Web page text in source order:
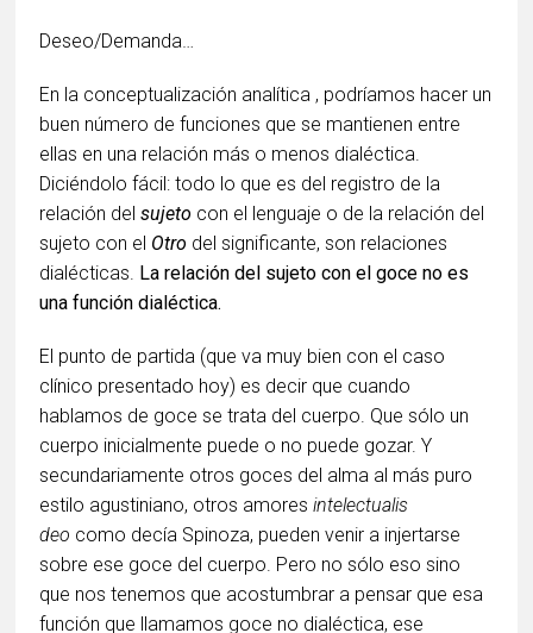
Deseo/Demanda…
En la conceptualización analítica , podríamos hacer un
buen número de funciones que se mantienen entre
ellas en una relación más o menos dialéctica.
Diciéndolo fácil: todo lo que es del registro de la
relación delsujeto con el lenguaje o de la relación del
sujeto con el Otro del significante, son relaciones
dialécticas. La relación del sujeto con el goce no es
una función dialéctica.
El punto de partida (que va muy bien con el caso
clínico presentado hoy) es decir que cuando
hablamos de goce se trata del cuerpo. Que sólo un
cuerpo inicialmente puede o no puede gozar. Y
secundariamente otros goces del alma al más puro
estilo agustiniano, otros amoresintelectualis
deo como decía Spinoza, pueden venir a injertarse
sobre ese goce del cuerpo. Pero no sólo eso sino
que nos tenemos que acostumbrar a pensar que esa
función que llamamos goce no dialéctica, ese